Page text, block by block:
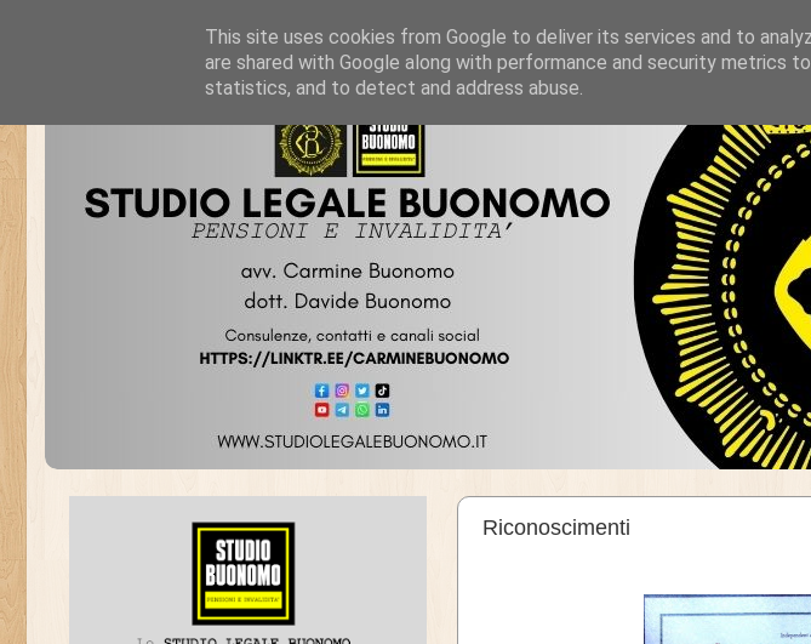
Riconoscimenti
This site uses cookies from Google to deliver its services and to
are shared with Google along with performance and security metrics
statistics, and to detect and address abuse.